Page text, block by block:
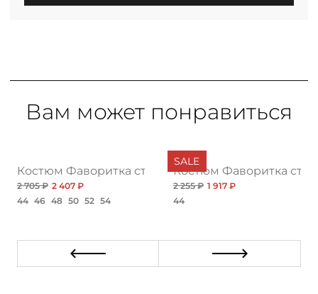
Вам может понравиться
грин
Костюм Фаворитка стиля, блю
2 705 ₽ 2 407 ₽
44 46 48 50 52 54
SALE
Костюм Фаворитка
2 255 ₽ 1 917 ₽
44